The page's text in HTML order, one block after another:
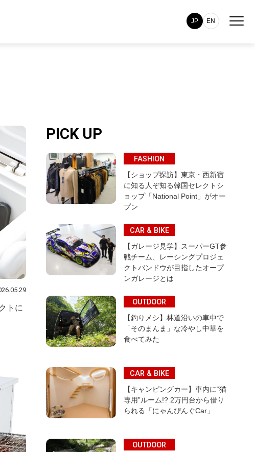
JP EN
トに
PICK UP
FASHION
【ショップ探訪】東京・西新宿
に知る人ぞ知る韓国セレクトシ
ョップ「National Point」がオー
プン
CAR & BIKE
【ガレージ見学】スーパーGT参
戦チーム、レーシングプロジェ
クトバンドウが目指したオープ
ンガレージとは
OUTDOOR
【釣りメシ】林道沿いの車中で
「そのまんま」な冷やし中華を
食べてみた
CAR & BIKE
【キャンピングカー】車内に“猫
専用”ルーム!? 2万円台から借り
られる「にゃんぴんぐCar」
OUTDOOR